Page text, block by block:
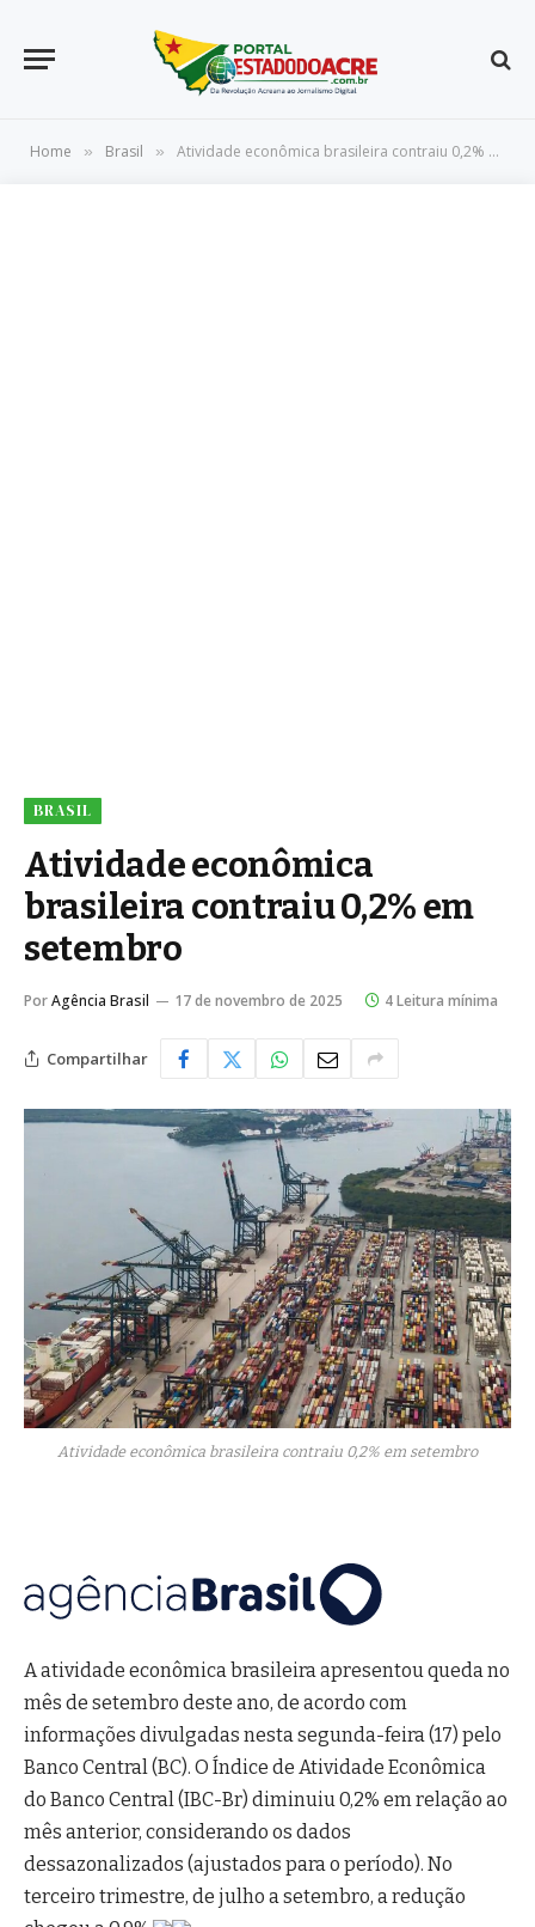
Home » Brasil » Atividade econômica brasileira contraiu 0,2% em setembro
BRASIL
Atividade econômica
brasileira contraiu 0,2% em
setembro
PorAgência Brasil 17 de novembro de 2025 4 Leitura mínima
Compartilhar
Atividade econômica brasileira contraiu 0,2% em setembro
A atividade econômica brasileira apresentou queda no
mês de setembro deste ano, de acordo com
informações divulgadas nesta segunda-feira (17) pelo
Banco Central (BC). O Índice de Atividade Econômica
do Banco Central (IBC-Br) diminuiu 0,2% em relação ao
mês anterior, considerando os dados
dessazonalizados (ajustados para o período). No
terceiro trimestre, de julho a setembro, a redução